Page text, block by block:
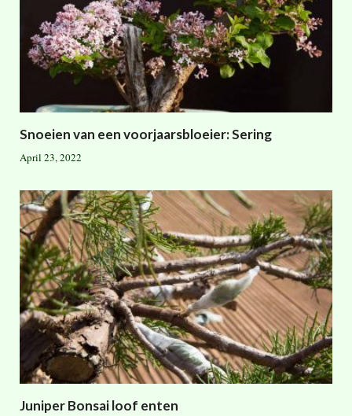
Snoeien van een voorjaarsbloeier: Sering
April 23, 2022
Juniper Bonsai loof enten